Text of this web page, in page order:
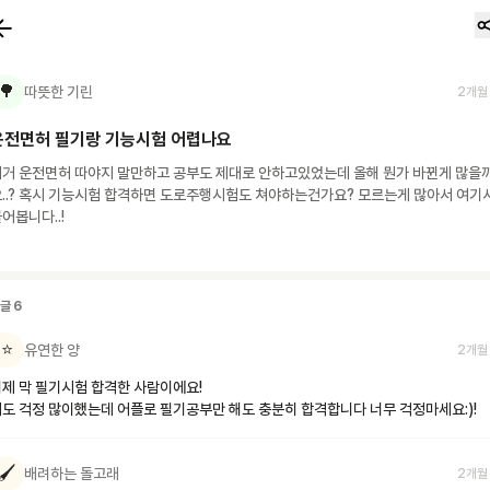
따뜻한 기린 2개월
전면허 필기랑 기능시험 어렵나요
운전면허 따야지 말만하고 공부도 제대로 안하고있었는데 올해 뭔가 바뀐게 많을
혹시 기능시험 합격하면 도로주행시험도 쳐야하는건가요? 모르는게 많아서 여기
봅니다..!
6
⭐ 유연한 양 2개월
막 필기시험 합격한 사람이에요!
걱정 많이했는데 어플로 필기공부만 해도 충분히 합격합니다 너무 걱정마세요:)!
배려하는 돌고래 2개월